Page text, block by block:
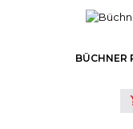
BÜCHNER